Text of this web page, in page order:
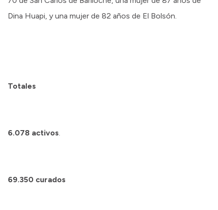
Dina Huapi, y una mujer de 82 años de El Bolsón.
Totales
6.078 activos.
69.350 curados